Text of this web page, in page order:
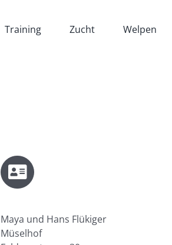
Training Zucht Welpen
Maya und Hans Flükiger
Müselhof